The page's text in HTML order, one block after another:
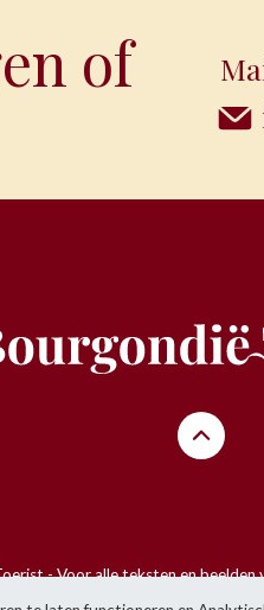
of
- Voor alle teksten en beelden
nemen van de website zonder